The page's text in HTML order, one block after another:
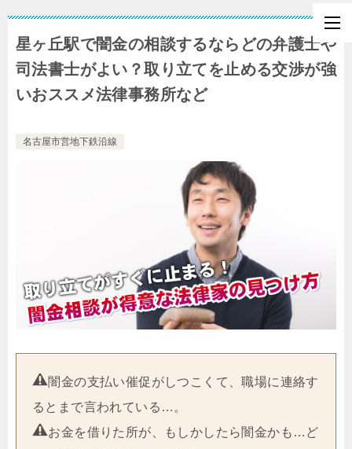
星ヶ丘駅で闇金の相談するならどの弁護士や
司法書士がよい？取り立てを止める交渉が強
いおススメ法律事務所など
名古屋市営地下鉄沿線
闇金の支払い催促がしつこくて、職場に連絡す
るとまで言われている…。
お金を借りた所が、もしかしたら闇金かも…ど